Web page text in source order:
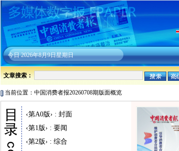
今日2026年8月9日星期日
文章搜索：
当前位置：中国消费者报20260708期版面概览
‹第A0版› : 封面
‹第1版› : 要闻
‹第2版› : 综合